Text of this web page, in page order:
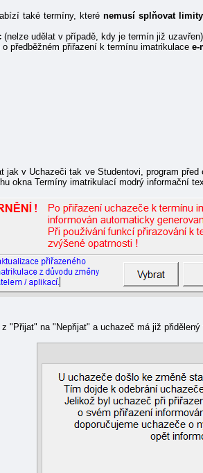
také termíny, které nemusí splňovat
(nelze udělat v případě, kdy je termín již
předběžném přiřazení k termínu imatrikulace e-
jak v Uchazeči tak ve Studentovi, program
okna Termíny imatrikulací modrý informační
"Přijat" na "Nepřijat" a uchazeč má již